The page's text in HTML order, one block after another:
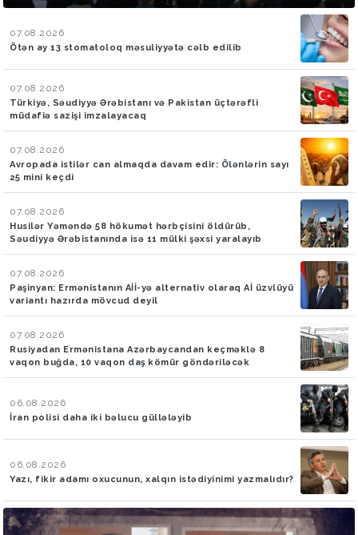
07.08.2026
Ötən ay 13 stomatoloq məsuliyyətə cəlb edilib
07.08.2026
Türkiyə, Səudiyyə Ərəbistanı və Pakistan üçtərəfli
müdafiə sazişi imzalayacaq
07.08.2026
Avropada istilər can almaqda davam edir: Ölənlərin sayı
25 mini keçdi
07.08.2026
Husilər Yəməndə 58 hökumət hərbçisini öldürüb,
Səudiyyə Ərəbistanında isə 11 mülki şəxsi yaralayıb
07.08.2026
Paşinyan: Ermənistanın Aİİ-yə alternativ olaraq Aİ üzvlüyü
variantı hazırda mövcud deyil
07.08.2026
Rusiyadan Ermənistana Azərbaycandan keçməklə 8
vaqon buğda, 10 vaqon daş kömür göndəriləcək
06.08.2026
İran polisi daha iki bəlucu güllələyib
06.08.2026
Yazı, fikir adamı oxucunun, xalqın istədiyinimi yazmalıdır?